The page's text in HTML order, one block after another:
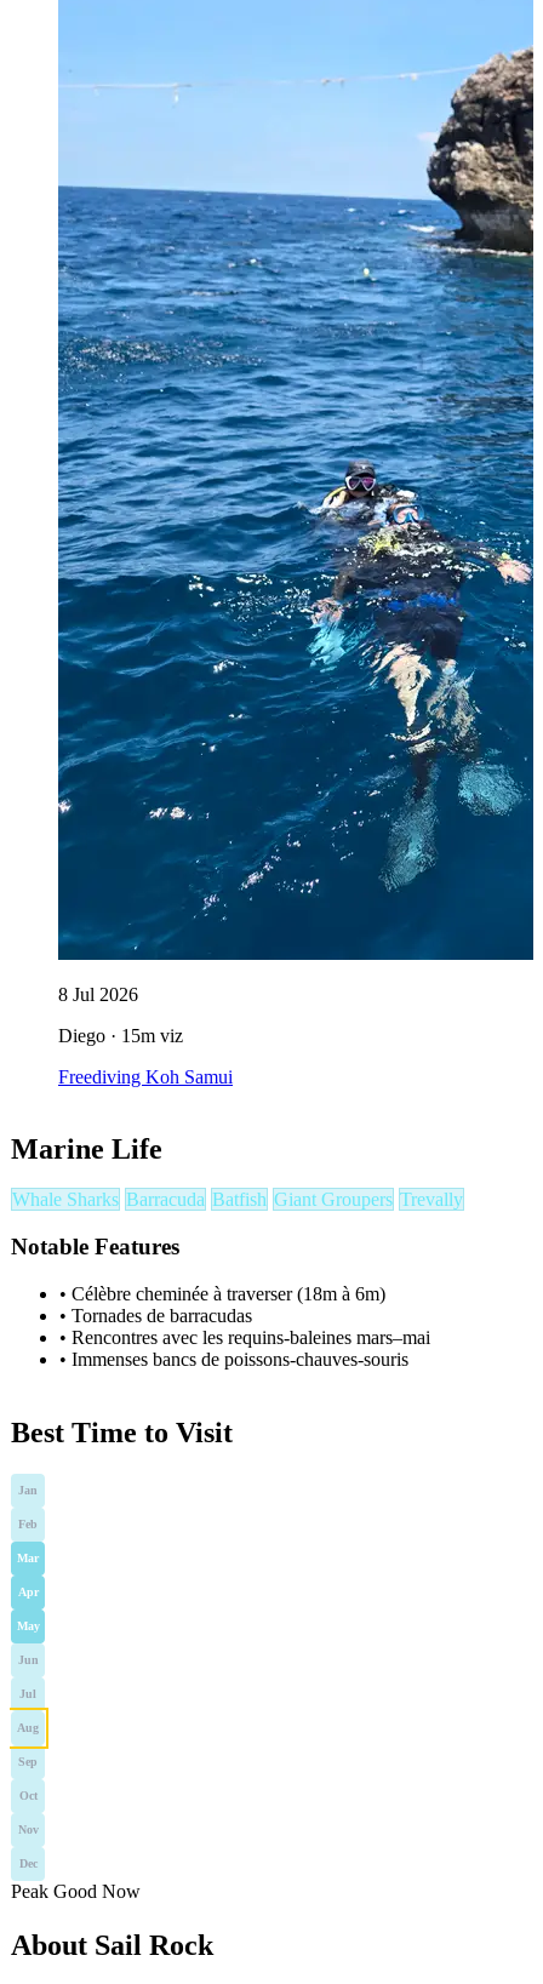
8 Jul 2026
Diego · 15m viz
Freediving Koh Samui
Marine Life
Whale Sharks Barracuda Batfish Giant Groupers Trevally
Notable Features
• Célèbre cheminée à traverser (18m à 6m)
• Tornades de barracudas
• Rencontres avec les requins-baleines mars–mai
• Immenses bancs de poissons-chauves-souris
Best Time to Visit
Jan
Feb
Mar
Apr
May
Jun
Jul
Aug
Sep
Oct
Nov
Dec
Peak Good Now
About Sail Rock